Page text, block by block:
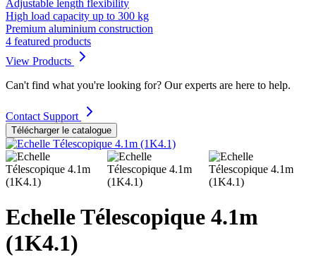
Adjustable length flexibility
High load capacity up to 300 kg
Premium aluminium construction
4 featured products
View Products
Can't find what you're looking for? Our experts are here to help.
Contact Support
Télécharger le catalogue
Echelle Télescopique 4.1m
(1K4.1)